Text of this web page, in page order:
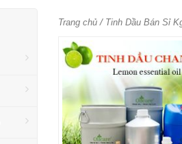
Trang chủ / Tinh Dầu Bán Sỉ